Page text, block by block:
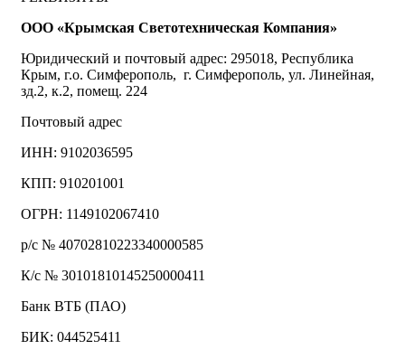
ООО «Крымская Светотехническая Компания»
Юридический и почтовый адрес: 295018, Республика
Крым, г.о. Симферополь, г. Симферополь, ул. Линейная,
зд.2, к.2, помещ. 224
Почтовый адрес
ИНН: 9102036595
КПП: 910201001
ОГРН: 1149102067410
р/с № 40702810223340000585
К/с № 30101810145250000411
Банк ВТБ (ПАО)
БИК: 044525411